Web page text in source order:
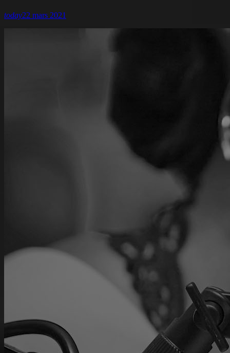
today22 mars 2021